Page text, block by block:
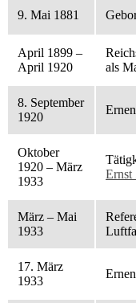
9. Mai 1881
April 1899 –
April 1920
als
8. September
1920
Oktober
1920 – März
1933
Ernst
März – Mai
1933
17. März
1933